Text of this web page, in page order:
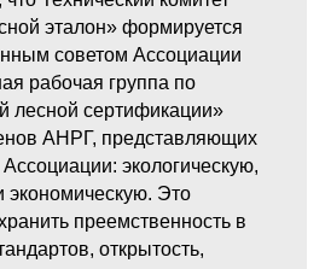
эталон» формируется
советом Ассоциации
рабочая группа по
лесной сертификации»
АНРГ, представляющих
экологическую,
экономическую. Это
преемственность в
открытость,